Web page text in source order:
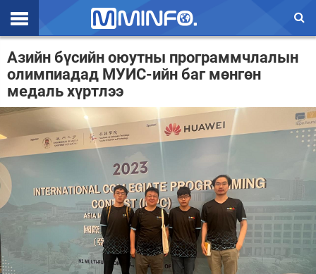
Эхлэл
Цаг агаар
Валют ханш
Улс төр
Үзэл бодол
Спорт
Азийн бүсийн оюутны программчлалын
олимпиадад МУИС-ийн баг мөнгөн
медаль хүртлээ